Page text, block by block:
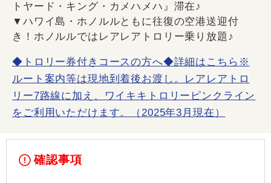
トヤード・キング・カメハメハ』滞在♪
▼ハワイ島・ホノルルともに往復の空港送迎付
き！ホノルルではレアレアトロリー乗り放題♪
◆トロリー券付きコースの方へ◆詳細はこちら※
ルート案内等は現地到着後お渡し。レアレアトロ
リー7路線に加え、ワイキキトロリーピンクライン
をご利用いただけます。（2025年3月現在）
確認事項